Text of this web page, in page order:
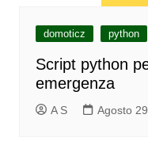
domoticz python
Script python
emergenza
A S Agosto